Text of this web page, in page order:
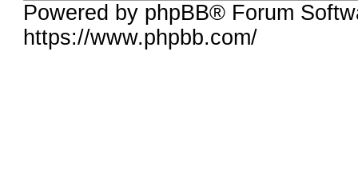
Powered by phpBB® Forum
https://www.phpbb.com/